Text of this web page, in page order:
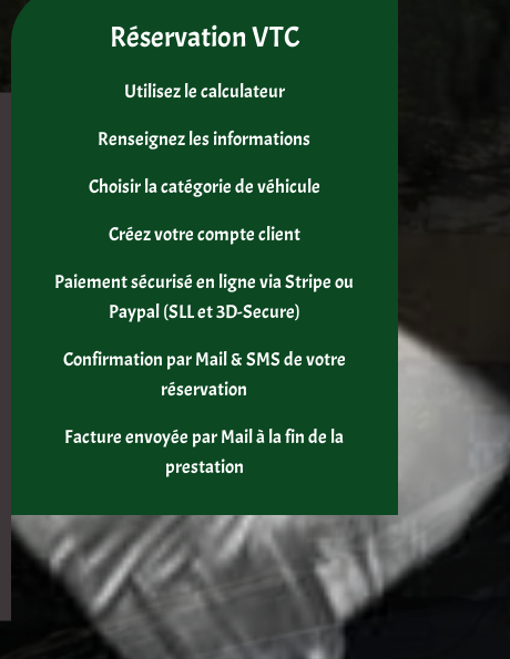
Réservation VTC
Utilisez le calculateur
Renseignez les informations
Choisir la catégorie de véhicule
Créez votre compte client
Paiement sécurisé en ligne via Stripe ou
Paypal (SLL et 3D-Secure)
Confirmation par Mail & SMS de votre
réservation
Facture envoyée par Mail à la fin de la
prestation